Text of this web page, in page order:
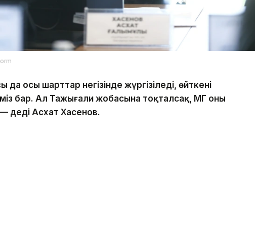
осы шарттар негізінде жүргізіледі, өйткені
бар. Ал Тажығали жобасына тоқталсақ, ҚМГ оны
деді Асхат Хасенов.